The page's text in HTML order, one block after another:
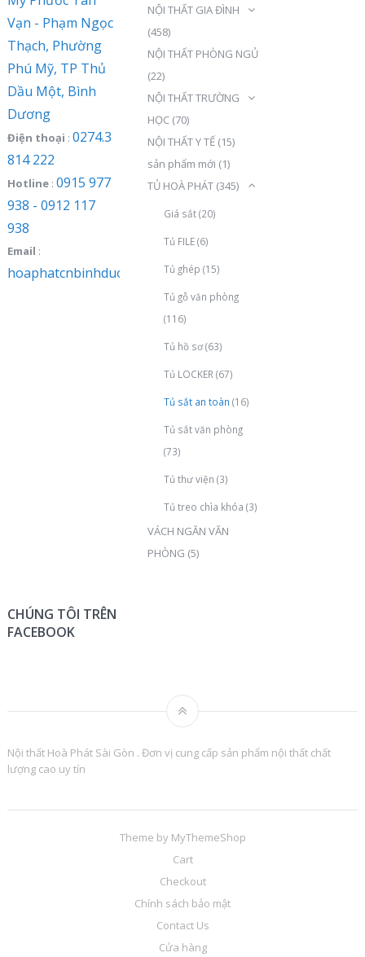
Vạn - Phạm Ngọc
Thạch, Phường
Phú Mỹ, TP Thủ
Dầu Một, Bình
Dương
Điện thoại : 0274.3
814 222
Hotline: 0915 977
938 - 0912 117
938
Email :
hoaphatcnbinhduong@gmail.com
NỘI THẤT GIA ĐÌNH
(458)
NỘI THẤT PHÒNG NGỦ
(22)
NỘI THẤT TRƯỜNG
HỌC (70)
NỘI THẤT Y TẾ (15)
sản phẩm mới (1)
TỦ HOÀ PHÁT (345)
Giá sắt(20)
Tủ FILE(6)
Tủ ghép (15)
Tủ gỗ văn phòng
(116)
Tủ hồ sơ(63)
Tủ LOCKER (67)
Tủ sắt an toàn (16)
Tủ sắt văn phòng
(73)
Tủ thư viện (3)
Tủ treo chìa khóa (3)
VÁCH NGĂN VĂN
PHÒNG (5)
CHÚNG TÔI TRÊN
FACEBOOK
Nội thất Hoà Phát Sài Gòn . Đơn vị cung cấp sản phẩm nội thất chất
lượng cao uy tín
Theme by MyThemeShop
Cart
Checkout
Chính sách bảo mật
Contact Us
Cửa hàng